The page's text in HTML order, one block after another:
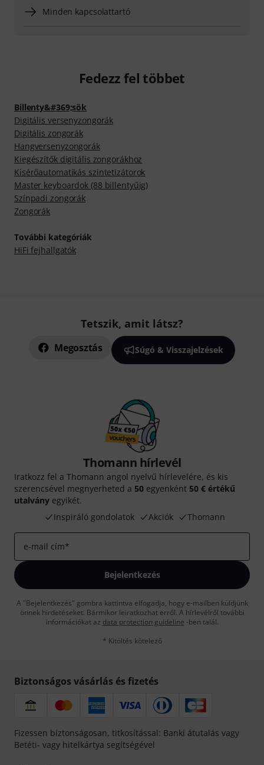
Minden kapcsolattartó
Fedezz fel többet
Billenty&#369;sök
Digitális versenyzongorák
Digitális zongorák
Hangversenyzongorák
Kiegészítők digitális zongorákhoz
Kísérőautomatikás szintetizátorok
Master keyboardok (88 billentyűig)
Színpadi zongorák
Zongorák
További kategóriák
HiFi fejhallgatók
Tetszik, amit látsz?
Megosztás Súgó & Visszajelzések
Thomann hírlevél
Iratkozz fel a Thomann angol nyelvű hírlevelére, és kis
szerencsével megnyerheted a 50 egyenként 50 € értékű
utalvány egyikét.
Inspiráló gondolatok
Akciók Thomann
e-mail cím*
Bejelentkezés
A "Bejelentkezés" gombra kattintva elfogadja, hogy e-mailben küldjünk
önnek hirdetéseket. Bármikor leiratkozhat erről. A hírlevélről további
információkat az data protection guideline -ben talál.
* Kitöltés kötelező
Biztonságos vásárlás és fizetés
Fizessen biztonságosan, titkosítással: Banki átutalás vagy
Betéti- vagy hitelkártya segítségével